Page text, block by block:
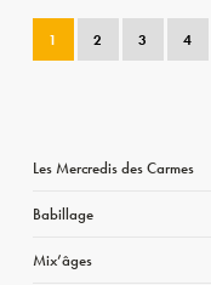
1 2 3 4
Les Mercredis des Carmes
Babillage
Mix’âges